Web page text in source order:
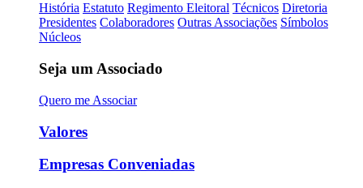
História Estatuto Regimento Eleitoral Técnicos Diretoria
Presidentes Colaboradores Outras Associações Símbolos
Núcleos
Seja um Associado
Quero me Associar
Valores
Empresas Conveniadas